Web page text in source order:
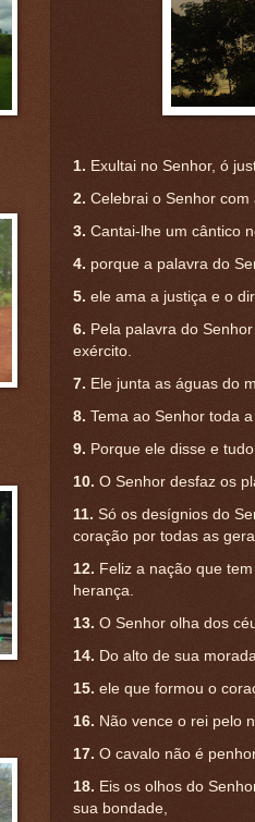
1. Exultai no Senhor, ó
2. Celebrai o Senhor
3. Cantai-lhe um cântico
4. porque a palavra do
5. ele ama a justiça e o
6. Pela palavra do
exército.
7. Ele junta as águas do
8. Tema ao Senhor toda
9. Porque ele disse e
10. O Senhor desfaz os
11. Só os desígnios do
coração por todas as
12. Feliz a nação que
herança.
13. O Senhor olha dos
14. Do alto de sua
15. ele que formou o
16. Não vence o rei pelo
17. O cavalo não é
18. Eis os olhos do
sua bondade,